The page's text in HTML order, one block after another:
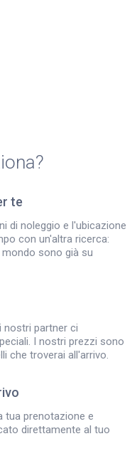
te
di noleggio e l'ubicazione
con un'altra ricerca:
sono già su
nostri partner ci
I nostri prezzi sono
che troverai all'arrivo.
tua prenotazione e
direttamente al tuo